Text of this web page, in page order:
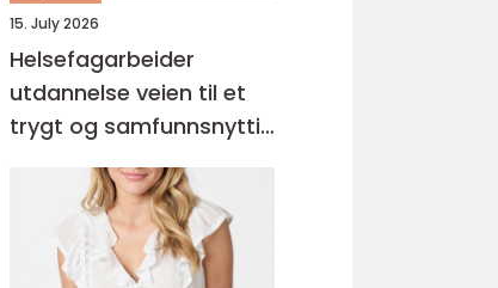
15. July 2026
Helsefagarbeider
utdannelse veien til et
trygt og samfunnsnyttig